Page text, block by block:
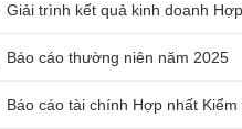
Giải trình kết quả kinh doanh
Báo cáo thường niên năm 2025
Báo cáo tài chính Hợp nhất